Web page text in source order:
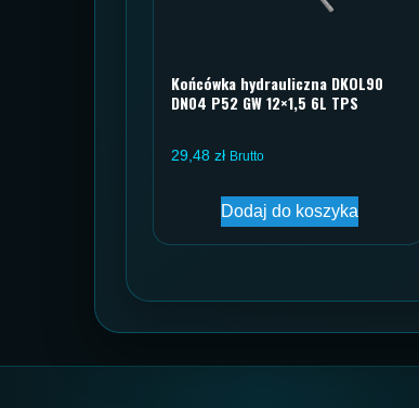
Końcówka hydrauliczna DKOL90
DN04 P52 GW 12×1,5 6L TPS
29,48 zł Brutto
Dodaj do koszyka